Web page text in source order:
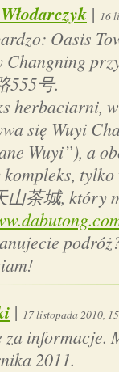
| 16
Oasis
Changning
555号.
herbaciarni,
się Wuyi
Wuyi”), a
山茶城, który
| 17 listopada 2010,
za informacje.
2011.